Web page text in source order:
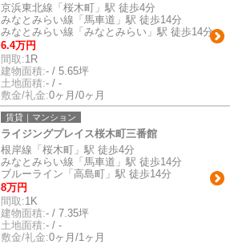
京浜東北線「桜木町」駅 徒歩4分
みなとみらい線「馬車道」駅 徒歩14分
みなとみらい線「みなとみらい」駅 徒歩14分
6.4万円
間取:1R
建物面積:- / 5.65坪
土地面積:- / -
敷金/礼金:0ヶ月/0ヶ月
賃貸｜マンション
ライジングプレイス桜木町三番館
根岸線「桜木町」駅 徒歩4分
みなとみらい線「馬車道」駅 徒歩14分
ブルーライン「高島町」駅 徒歩14分
8万円
間取:1K
建物面積:- / 7.35坪
土地面積:- / -
敷金/礼金:0ヶ月/1ヶ月